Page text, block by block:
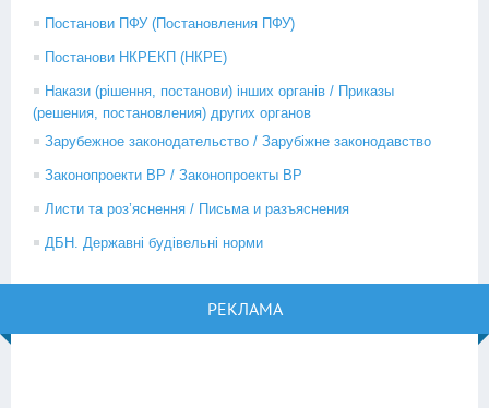
Постанови ПФУ (Постановления ПФУ)
Постанови НКРЕКП (НКРЕ)
Накази (рішення, постанови) інших органів / Приказы
(решения, постановления) других органов
Зарубежное законодательство / Зарубіжне законодавство
Законопроекти ВР / Законопроекты ВР
Листи та роз’яснення / Письма и разъяснения
ДБН. Державні будівельні норми
РЕКЛАМА